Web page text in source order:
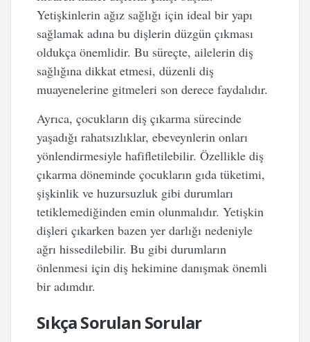
Yetişkinlerin ağız sağlığı için ideal bir yapı
sağlamak adına bu dişlerin düzgün çıkması
oldukça önemlidir. Bu süreçte, ailelerin diş
sağlığına dikkat etmesi, düzenli diş
muayenelerine gitmeleri son derece faydalıdır.
Ayrıca, çocukların diş çıkarma sürecinde
yaşadığı rahatsızlıklar, ebeveynlerin onları
yönlendirmesiyle hafifletilebilir. Özellikle diş
çıkarma döneminde çocukların gıda tüketimi,
şişkinlik ve huzursuzluk gibi durumları
tetiklemediğinden emin olunmalıdır. Yetişkin
dişleri çıkarken bazen yer darlığı nedeniyle
ağrı hissedilebilir. Bu gibi durumların
önlenmesi için diş hekimine danışmak önemli
bir adımdır.
Sıkça Sorulan Sorular